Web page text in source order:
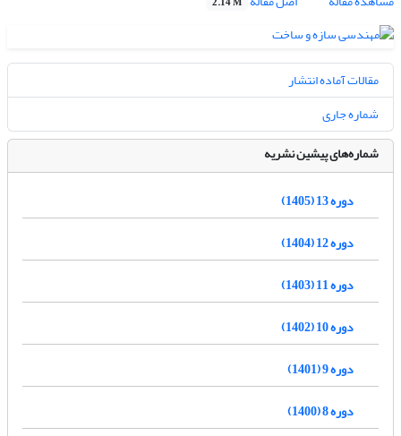
مقالات آماده انتشار
شماره جاری
شماره‌های پیشین نشریه
دوره 13 (1405)
دوره 12 (1404)
دوره 11 (1403)
دوره 10 (1402)
دوره 9 (1401)
دوره 8 (1400)